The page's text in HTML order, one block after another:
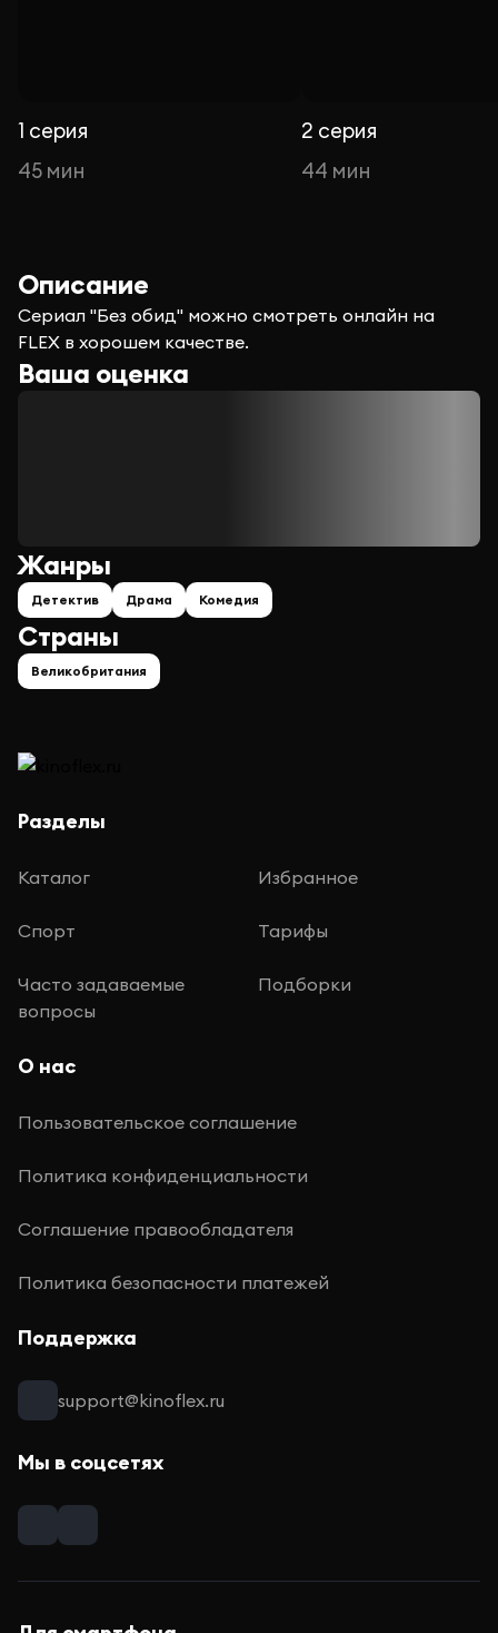
1 серия
45 мин
2 серия
44 мин
Описание
Сериал "Без обид" можно смотреть онлайн на
FLEX в хорошем качестве.
Ваша оценка
Страны
Великобритания
Жанры
Детектив Драма Комедия
Разделы
Каталог Избранное
Спорт Тарифы
Часто задаваемые
вопросы
Подборки
О нас
Пользовательское соглашение
Политика конфиденциальности
Соглашение правообладателя
Политика безопасности платежей
Поддержка
support@kinoflex.ru
Мы в соцсетях